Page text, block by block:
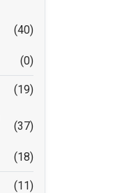
(40)
(0)
(19)
(37)
(18)
(11)